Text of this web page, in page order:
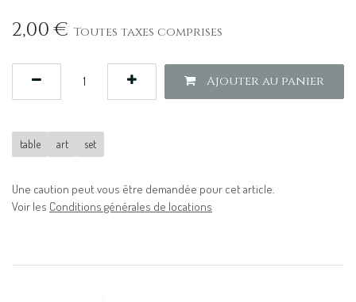
2,00€ Toutes taxes comprises
Ajouter au panier
table art set
Une caution peut vous être demandée pour cet article.
Voir les Conditions générales de locations